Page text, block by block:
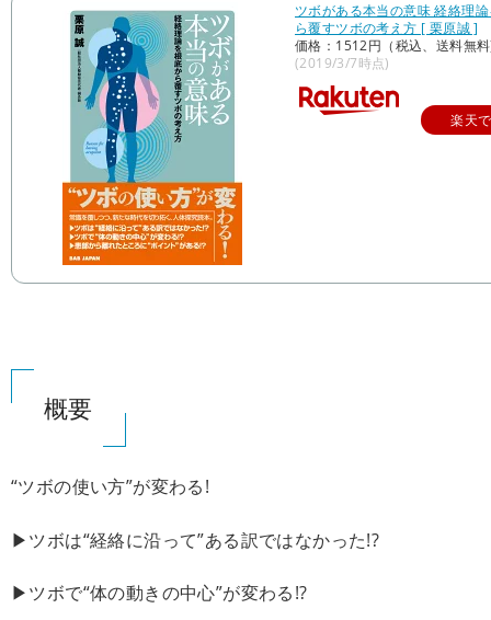
ツボがある本当の意味 経絡理
ら覆すツボの考え方 [ 栗原誠 ]
価格：1512円（税込、送料無
(2019/3/7時点)
楽天
概要
“ツボの使い方”が変わる!
▶ツボは“経絡に沿って”ある訳ではなかった!?
▶ツボで“体の動きの中心”が変わる!?